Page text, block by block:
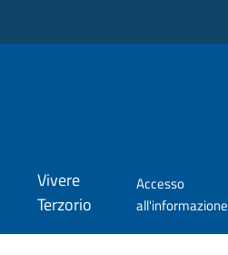
Vivere
Terzorio
Accesso
all'informazione